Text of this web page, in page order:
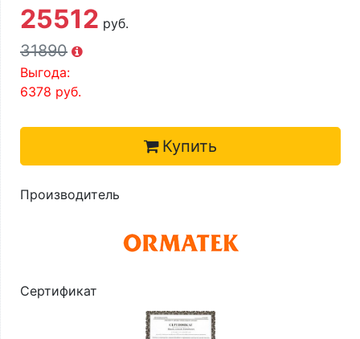
25512 руб.
31890
Выгода:
6378 руб.